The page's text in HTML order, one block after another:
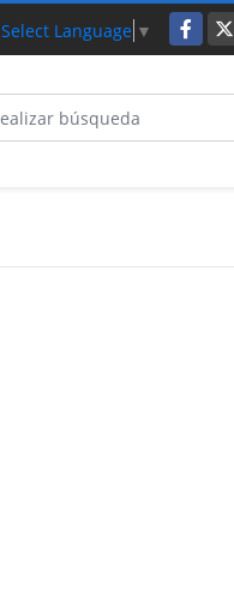
Select Language ▼ Facebook
X